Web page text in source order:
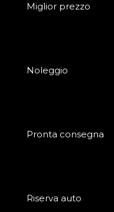
Miglior prezzo
Noleggio
Pronta consegna
Riserva auto